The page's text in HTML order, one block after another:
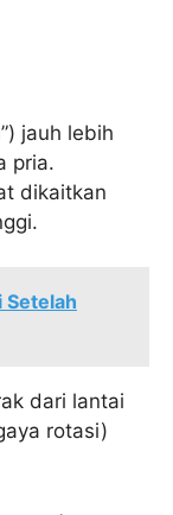
jauh lebih
pria.
dikaitkan
Setelah
dari lantai
rotasi)